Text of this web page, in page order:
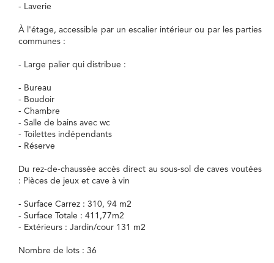
- Laverie
À l'étage, accessible par un escalier intérieur ou par les parties
communes :
- Large palier qui distribue :
- Bureau
- Boudoir
- Chambre
- Salle de bains avec wc
- Toilettes indépendants
- Réserve
Du rez-de-chaussée accès direct au sous-sol de caves voutées
: Pièces de jeux et cave à vin
- Surface Carrez : 310, 94 m2
- Surface Totale : 411,77m2
- Extérieurs : Jardin/cour 131 m2
Nombre de lots : 36